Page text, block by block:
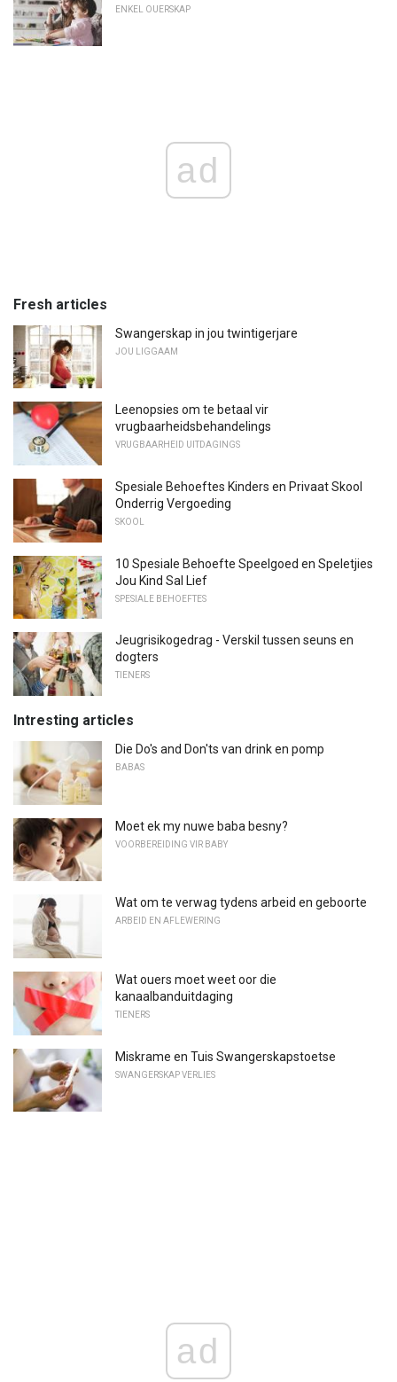
ENKEL OUERSKAP
ad
Fresh articles
Swangerskap in jou twintigerjare
JOU LIGGAAM
Leenopsies om te betaal vir
vrugbaarheidsbehandelings
VRUGBAARHEID UITDAGINGS
Spesiale Behoeftes Kinders en Privaat Skool
Onderrig Vergoeding
SKOOL
10 Spesiale Behoefte Speelgoed en Speletjies
Jou Kind Sal Lief
SPESIALE BEHOEFTES
Jeugrisikogedrag - Verskil tussen seuns en
dogters
TIENERS
Intresting articles
Die Do's and Don'ts van drink en pomp
BABAS
Moet ek my nuwe baba besny?
VOORBEREIDING VIR BABY
Wat om te verwag tydens arbeid en geboorte
ARBEID EN AFLEWERING
Wat ouers moet weet oor die
kanaalbanduitdaging
TIENERS
Miskrame en Tuis Swangerskapstoetse
SWANGERSKAP VERLIES
ad